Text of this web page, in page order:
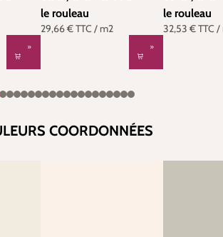
29,66 €TTC / m2
le rouleau
32,53 €TTC /
le rouleau
COORDONNÉES